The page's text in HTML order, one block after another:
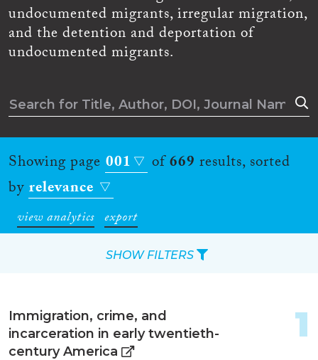
undocumented migrants, irregular migration,
and the detention and deportation of
undocumented migrants.
Showing page 001 of669 results, sorted
byrelevance
view analytics export
Immigration, crime, and
incarceration in early twentieth-
century America
1
SHOW FILTERS
Reset Filters